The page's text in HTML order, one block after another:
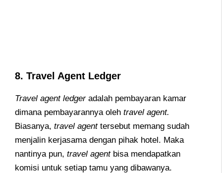
8. Travel Agent Ledger
Travel agent ledgeradalah pembayaran kamar
dimana pembayarannya oleh travel agent.
Biasanya, travel agent tersebut memang sudah
menjalin kerjasama dengan pihak hotel. Maka
nantinya pun, travel agentbisa mendapatkan
komisi untuk setiap tamu yang dibawanya.